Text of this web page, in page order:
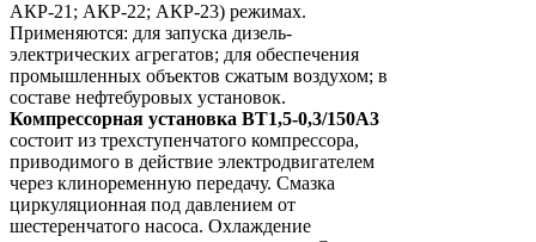
АКР-21; АКР-22; АКР-23) режимах.
Применяются: для запуска дизель-
электрических агрегатов; для обеспечения
промышленных объектов сжатым воздухом; в
составе нефтебуровых установок.
Компрессорная установка ВТ1,5-0,3/150А3
состоит из трехступенчатого компрессора,
приводимого в действие электродвигателем
через клиноременную передачу. Смазка
циркуляционная под давлением от
шестеренчатого насоса. Охлаждение